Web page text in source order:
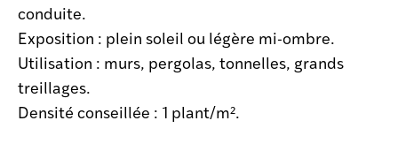
conduite.
Exposition : plein soleil ou légère mi-ombre.
Utilisation : murs, pergolas, tonnelles, grands
treillages.
Densité conseillée : 1 plant/m².